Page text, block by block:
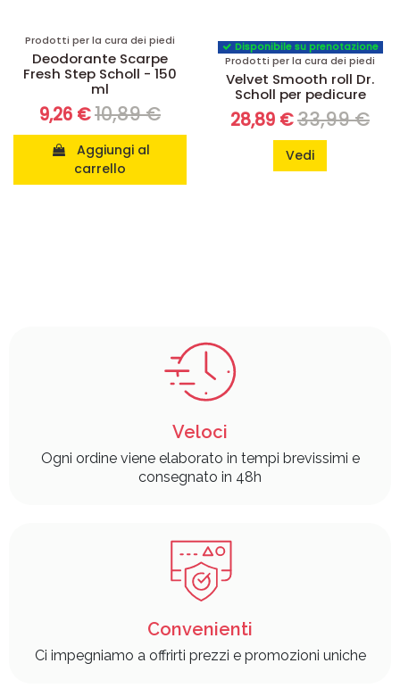
Prodotti per la cura dei piedi
Deodorante Scarpe
Fresh Step Scholl - 150
ml
9,26 €10,89 €
carrello
Disponibile su prenotazione
Prodotti per la cura dei piedi
Velvet Smooth roll Dr.
Scholl per pedicure
28,89 €33,99 €
Vedi
Veloci
Ogni ordine viene elaborato in tempi brevissimi e
consegnato in 48h
Convenienti
Ci impegniamo a offrirti prezzi e promozioni uniche